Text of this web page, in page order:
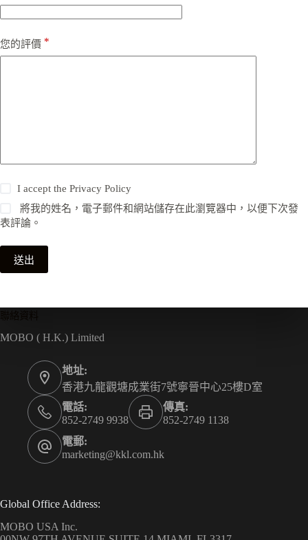
您的評價 *
I accept thePrivacy Policy
將我的姓名，電子郵件和網站儲存在此瀏覽器中，以便下次發
表評論。
送出
MOBO ( H.K.) Limited
地址:
香港九龍觀塘成業街7號寧晉中心25樓D室
電話:
852-2749 9938
傳真:
852-2749 1138
電郵:
marketing@kkl.com.hk
Global Office Address:
MOBO USA Inc.